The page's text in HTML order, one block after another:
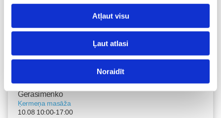
Atļaut visu
Ļaut atlasi
Noraidīt
07.08 16:30-17:00
Nodarbības citā laikā
Grūtnieču masāža, pēcdzemdību masāža, ķermeņa
masāža Māmiņu klubā pie masāžas speciālistes Olgas
Gerasimenko
Ķermeņa masāža
10.08 10:00-17:00